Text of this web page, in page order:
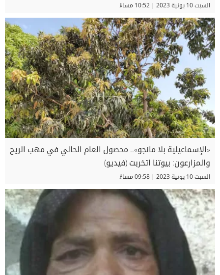
السبت 10 يونية 2023 | 10:52 مساءً
«الإسماعيلية بلا مانجو».. محصول العام الحالي في مهب الريح
والمزارعون: بيوتنا اتخربت (فيديو)
السبت 10 يونية 2023 | 09:58 مساءً